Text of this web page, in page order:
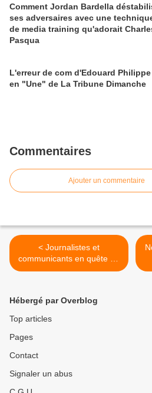
Comment Jordan Bardella
ses adversaires avec une
de media training qu'adorait
Pasqua
L'erreur de com d'Edouard Philippe
en "Une" de La Tribune Dimanche
Commentaires
Ajouter un commentaire
< Journalistes et
communicants en quête de
la bonne nouvelle*
Hébergé par Overblog
Top articles
Pages
Contact
Signaler un abus